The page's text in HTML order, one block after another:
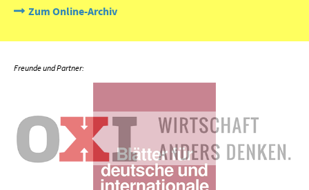
Zum Online-Archiv